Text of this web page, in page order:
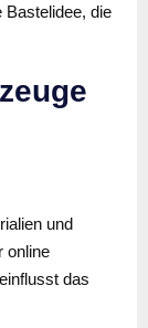
Bastelidee, die
und
online
das